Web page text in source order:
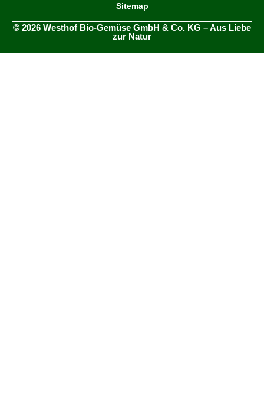
Sitemap
© 2026 Westhof Bio-Gemüse GmbH & Co. KG – Aus Liebe
zur Natur